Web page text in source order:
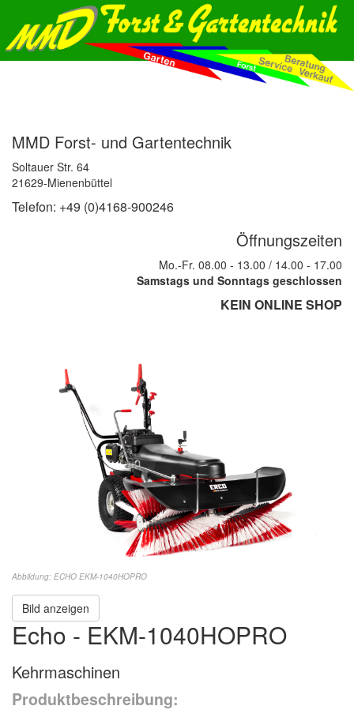
MMD Forst- und Gartentechnik
Soltauer Str. 64
21629-Mienenbüttel
Telefon: +49 (0)4168-900246
Öffnungszeiten
Mo.-Fr. 08.00 - 13.00 / 14.00 - 17.00
Samstags und Sonntags geschlossen
KEIN ONLINE SHOP
Abbildung: ECHO EKM-1040HOPRO
Bild anzeigen
Echo - EKM-1040HOPRO
Kehrmaschinen
Produktbeschreibung: